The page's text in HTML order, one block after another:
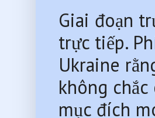
Giai đoạn
trực tiếp.
Ukraine
không
mục đích